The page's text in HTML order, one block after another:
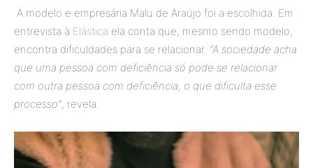
A modelo e empresária Malu de Araújo foi a escolhida. Em
entrevista à Elástica ela conta que, mesmo sendo modelo,
encontra dificuldades para se relacionar. “A sociedade acha
que uma pessoa com deficiência só pode se relacionar
com outra pessoa com deficiência, o que dificulta esse
processo”, revela.